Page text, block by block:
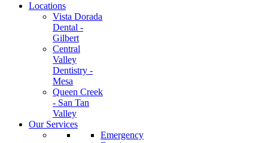
Locations
Vista Dorada
Dental -
Gilbert
Central
Valley
Dentistry -
Mesa
Queen Creek
- San Tan
Valley
Our Services
Emergency